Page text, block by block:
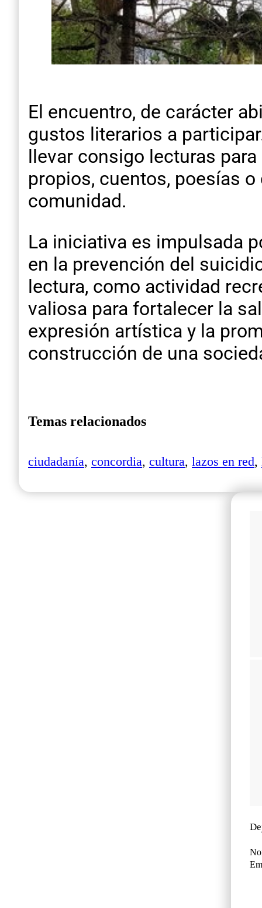
El encuentro, de carácter
gustos literarios a
llevar consigo lecturas
propios, cuentos, poesías
comunidad.
La iniciativa es impulsada
en la prevención del
lectura, como actividad
valiosa para fortalecer la
expresión artística y la
construcción de una
Temas relacionados
ciudadanía, concordia, cultura, lazos en red,